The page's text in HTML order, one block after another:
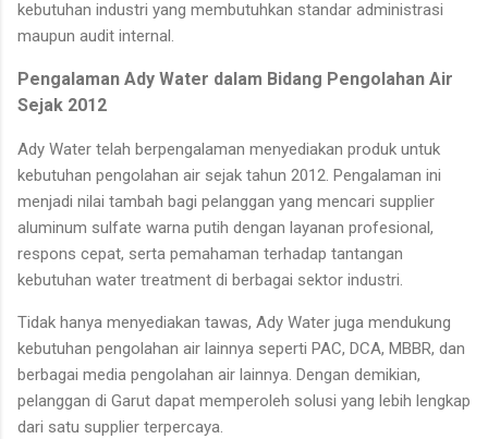
kebutuhan industri yang membutuhkan standar administrasi
maupun audit internal.
Pengalaman Ady Water dalam Bidang Pengolahan Air
Sejak 2012
Ady Water telah berpengalaman menyediakan produk untuk
kebutuhan pengolahan air sejak tahun 2012. Pengalaman ini
menjadi nilai tambah bagi pelanggan yang mencari supplier
aluminum sulfate warna putih dengan layanan profesional,
respons cepat, serta pemahaman terhadap tantangan
kebutuhan water treatment di berbagai sektor industri.
Tidak hanya menyediakan tawas, Ady Water juga mendukung
kebutuhan pengolahan air lainnya seperti PAC, DCA, MBBR, dan
berbagai media pengolahan air lainnya. Dengan demikian,
pelanggan di Garut dapat memperoleh solusi yang lebih lengkap
dari satu supplier terpercaya.